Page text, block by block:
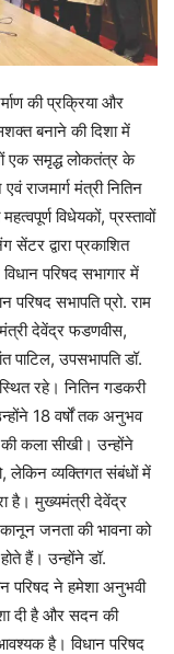
की प्रक्रिया और
बनाने की दिशा में
एक समृद्ध लोकतंत्र के
राजमार्ग मंत्री नितिन
विधेयकों, प्रस्तावों
सेंटर द्वारा प्रकाशित
परिषद सभागार में
सभापति प्रो. राम
देवेंद्र फडणवीस,
पाटिल, उपसभापति डॉ.
रहे। नितिन गडकरी
18 वर्षों तक अनुभव
कला सीखी। उन्होंने
लेकिन व्यक्तिगत संबंधों में
है। मुख्यमंत्री देवेंद्र
जनता की भावना को
हैं। उन्होंने डॉ.
परिषद ने हमेशा अनुभवी
दी है और सदन की
है। विधान परिषद